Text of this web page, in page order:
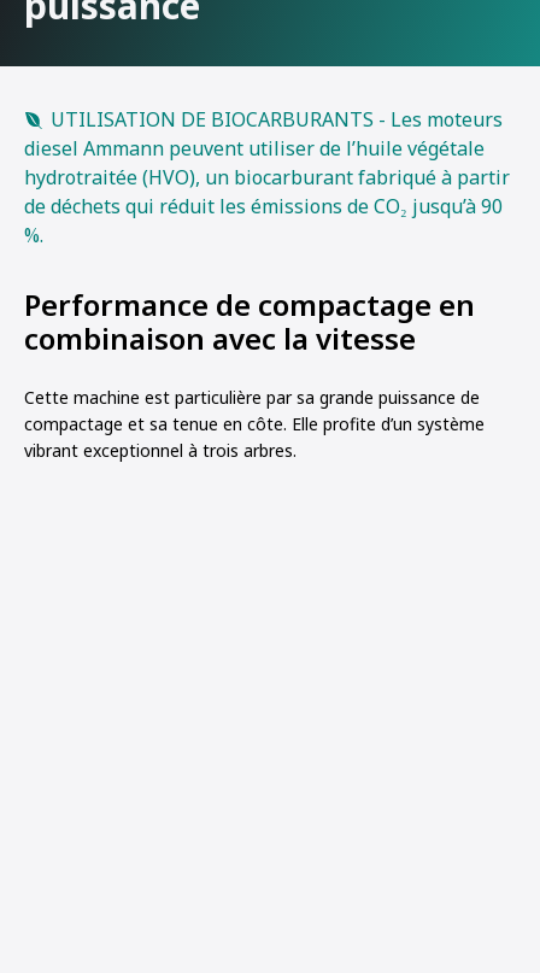
UTILISATION DE BIOCARBURANTS - Les moteurs
diesel Ammann peuvent utiliser de l’huile végétale
hydrotraitée (HVO), un biocarburant fabriqué à partir
de déchets qui réduit les émissions de CO₂ jusqu’à 90
%.
Performance de compactage en
combinaison avec la vitesse
Cette machine est particulière par sa grande puissance de
compactage et sa tenue en côte. Elle profite d’un système
vibrant exceptionnel à trois arbres.